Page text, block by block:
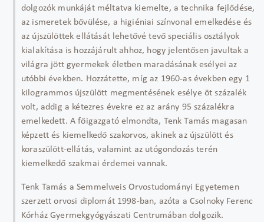
dolgozók munkáját méltatva kiemelte, a technika fejlődése,
az ismeretek bővülése, a higiéniai színvonal emelkedése és
az újszülöttek ellátását lehetővé tevő speciális osztályok
kialakítása is hozzájárult ahhoz, hogy jelentősen javultak a
világra jött gyermekek életben maradásának esélyei az
utóbbi években. Hozzátette, míg az 1960-as években egy 1
kilogrammos újszülött megmentésének esélye öt százalék
volt, addig a kétezres évekre ez az arány 95 százalékra
emelkedett. A főigazgató elmondta, Tenk Tamás magasan
képzett és kiemelkedő szakorvos, akinek az újszülött és
koraszülött-ellátás, valamint az utógondozás terén
kiemelkedő szakmai érdemei vannak.
Tenk Tamás a Semmelweis Orvostudományi Egyetemen
szerzett orvosi diplomát 1998-ban, azóta a Csolnoky Ferenc
Kórház Gyermekgyógyászati Centrumában dolgozik.